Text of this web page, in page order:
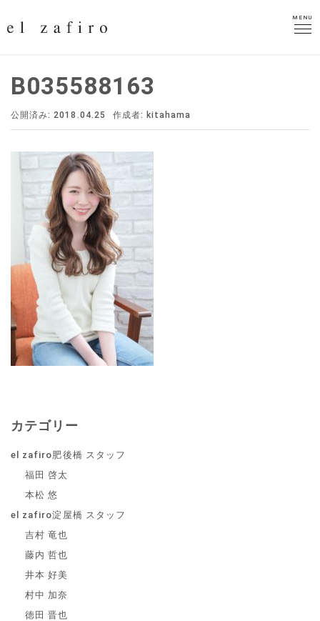
MENU
MENU
B035588163
公開済み: 2018.04.25 作成者: kitahama
カテゴリー
el zafiro肥後橋 スタッフ
福田 啓太
本松 悠
el zafiro淀屋橋 スタッフ
吉村 竜也
藤内 哲也
井本 好美
村中 加奈
徳田 晋也